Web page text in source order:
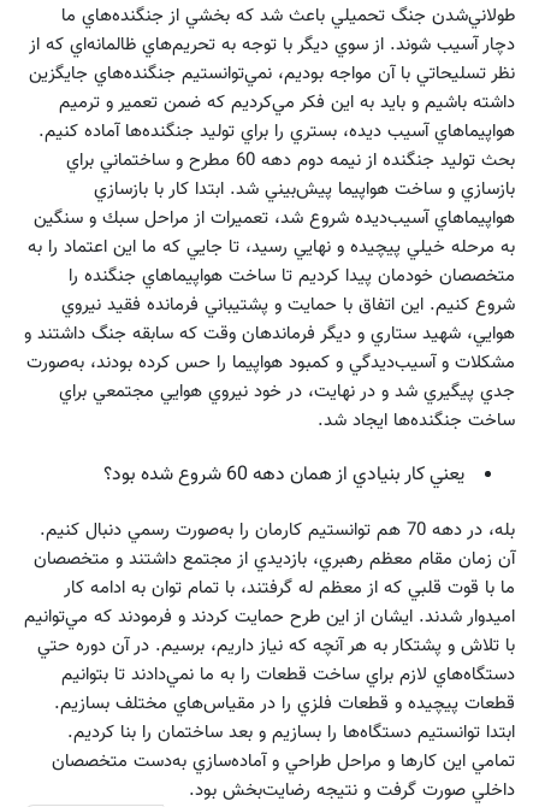
طولاني‌شدن جنگ تحميلي باعث شد كه بخشي از جنگنده‌هاي ما
دچار آسيب شوند. از سوي ديگر با توجه به تحريم‌هاي ظالمانه‌اي كه از
نظر تسليحاتي با آن مواجه بوديم، نمي‌توانستيم جنگنده‌هاي جايگزين
داشته باشيم و بايد به اين فكر مي‌كرديم كه ضمن تعمير و ترميم
هواپيماهاي آسيب ديده، بستري را براي توليد جنگنده‌ها آماده كنيم.
بحث توليد جنگنده از نيمه دوم دهه 60 مطرح و ساختماني براي
بازسازي و ساخت هواپيما پيش‌بيني شد. ابتدا كار با بازسازي
هواپيماهاي آسيب‌ديده شروع شد، تعميرات از مراحل سبك و سنگين
به مرحله خيلي پيچيده و نهايي رسيد، تا جايي كه ما اين اعتماد را به
متخصصان خودمان پيدا كرديم تا ساخت هواپيماهاي جنگنده را
شروع كنيم. اين اتفاق با حمايت و پشتيباني فرمانده فقيد نيروي
هوايي، شهيد ستاري و ديگر فرماندهان وقت كه سابقه جنگ داشتند و
مشكلات و آسيب‌ديدگي و كمبود هواپيما را حس كرده بودند، به‌صورت
جدي پيگيري شد و در نهايت، در خود نيروي هوايي مجتمعي براي
ساخت جنگنده‌ها ايجاد شد.
يعني كار بنيادي از همان دهه 60 شروع شده بود؟
بله، در دهه 70 هم توانستيم كارمان را به‌صورت رسمي دنبال كنيم.
آن زمان مقام معظم رهبري، بازديدي از مجتمع داشتند و متخصصان
ما با قوت قلبي كه از معظم له گرفتند، با تمام توان به ادامه كار
اميدوار شدند. ايشان از اين طرح حمايت كردند و فرمودند كه مي‌توانيم
با تلاش و پشتكار به هر آنچه كه نياز داريم، برسيم. در آن دوره حتي
دستگاه‌هاي لازم براي ساخت قطعات را به ما نمي‌دادند تا بتوانيم
قطعات پيچيده و قطعات فلزي را در مقياس‌هاي مختلف بسازيم.
ابتدا توانستيم دستگاه‌ها را بسازيم و بعد ساختمان را بنا كرديم.
تمامي اين كارها و مراحل طراحي و آماده‌سازي‌ به‌دست متخصصان
داخلي صورت گرفت و نتيجه رضايت‌بخش بود.